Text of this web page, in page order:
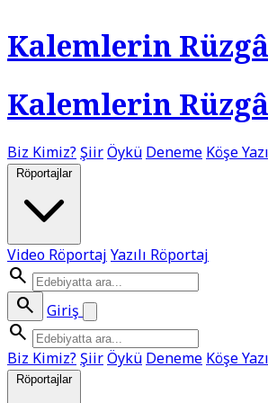
Kalemlerin
Kalemlerin
Biz Kimiz? ŞiirÖykü Deneme Köşe
Röportajlar
Video Röportaj Yazılı Röportaj
search
search
Giriş
search
Biz Kimiz? ŞiirÖykü Deneme Köşe
Röportajlar